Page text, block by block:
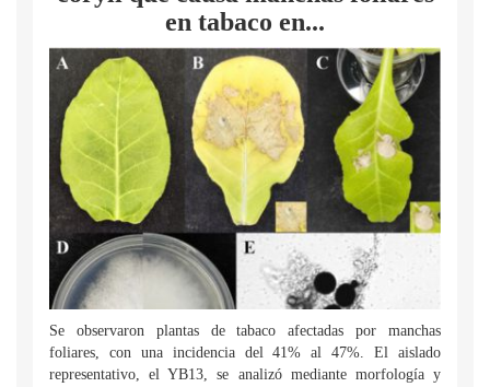
en tabaco en...
Se observaron plantas de tabaco afectadas por manchas
foliares, con una incidencia del 41% al 47%. El aislado
representativo, el YB13, se analizó mediante morfología y